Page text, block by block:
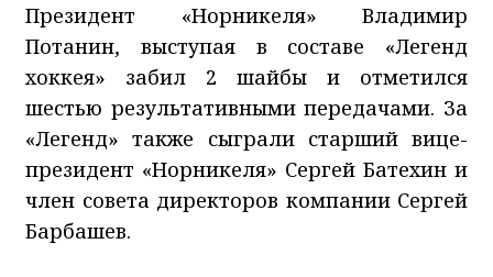
Президент «Норникеля» Владимир
Потанин, выступая в составе «Легенд
хоккея» забил 2 шайбы и отметился
шестью результативными передачами. За
«Легенд» также сыграли старший вице-
президент «Норникеля» Сергей Батехин и
член совета директоров компании Сергей
Барбашев.